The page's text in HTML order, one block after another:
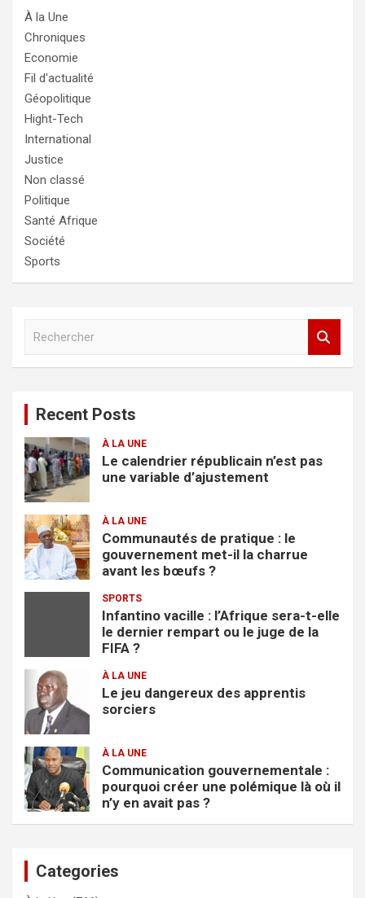
À la Une
Chroniques
Economie
Fil d'actualité
Géopolitique
Hight-Tech
International
Justice
Non classé
Politique
Santé Afrique
Société
Sports
c
h
e
r
Recent Posts
À LA UNE
Le calendrier républicain n’est pas
une variable d’ajustement
À LA UNE
Communautés de pratique : le
gouvernement met-il la charrue
avant les bœufs ?
SPORTS
Infantino vacille : l’Afrique sera-t-elle
le dernier rempart ou le juge de la
FIFA ?
À LA UNE
Le jeu dangereux des apprentis
sorciers
À LA UNE
Communication gouvernementale :
pourquoi créer une polémique là où il
n’y en avait pas ?
Categories